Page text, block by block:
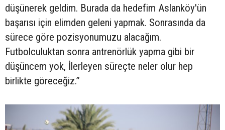
düşünerek geldim. Burada da hedefim Aslanköy'ün
başarısı için elimden geleni yapmak. Sonrasında da
sürece göre pozisyonumuzu alacağım.
Futbolculuktan sonra antrenörlük yapma gibi bir
düşüncem yok, İlerleyen süreçte neler olur hep
birlikte göreceğiz.”